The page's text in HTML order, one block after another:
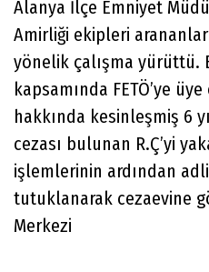
Alanya İlçe Emniyet
Amirliği ekipleri
yönelik çalışma yürüttü.
kapsamında FETÖ’ye
hakkında kesinleşmiş 6
cezası bulunan R.Ç’yi
işlemlerinin ardından
tutuklanarak cezaevine
Merkezi